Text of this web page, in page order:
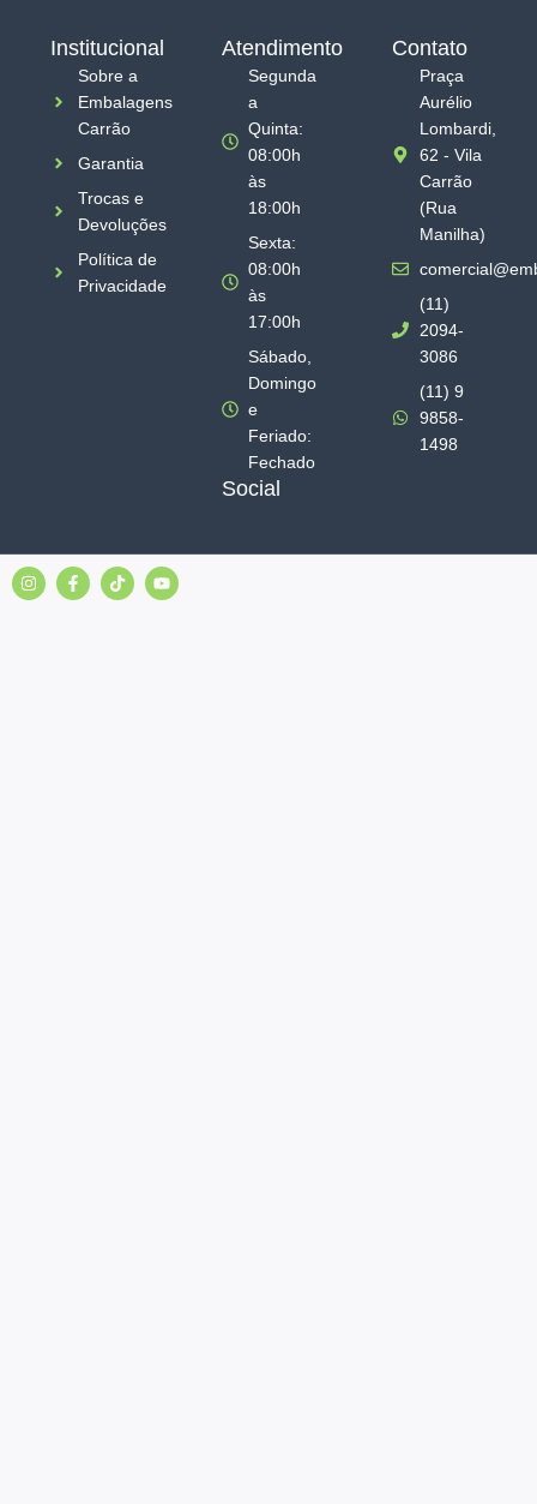
Institucional
Sobre a
Embalagens
Carrão
Garantia
Trocas e
Devoluções
Política de
Privacidade
Atendimento
Segunda
a
Quinta:
08:00h
às
18:00h
Sexta:
08:00h
às
17:00h
Sábado,
Domingo
e
Feriado:
Fechado
Social
Contato
Praça
Aurélio
Lombardi,
62 - Vila
Carrão
(Rua
Manilha)
(11)
2094-
3086
(11) 9
9858-
1498